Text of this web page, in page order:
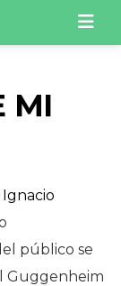
MI
público se
Guggenheim